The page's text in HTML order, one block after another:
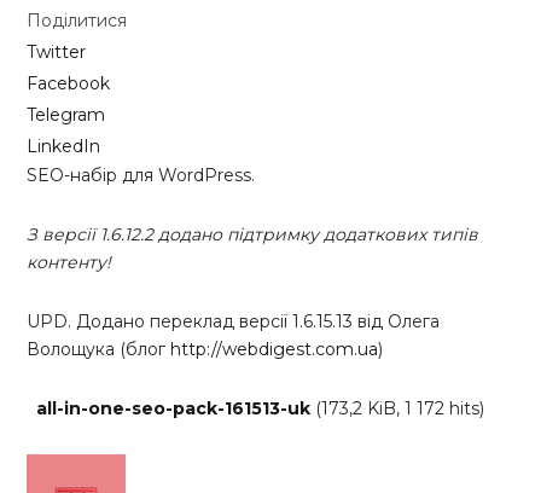
Поділитися
Twitter
Facebook
Telegram
LinkedIn
SEO-набір для WordPress.
З версії 1.6.12.2 додано підтримку додаткових типів
контенту!
UPD. Додано переклад версії 1.6.15.13 від Олега
Волощука (блог http://webdigest.com.ua)
all-in-one-seo-pack-161513-uk (173,2 KiB, 1 172 hits)